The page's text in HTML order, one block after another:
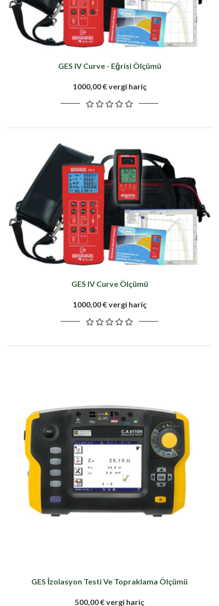
GES IV Curve - Eğrisi Ölçümü
1000,00 € vergi hariç
GES IV Curve Ölçümü
1000,00 € vergi hariç
GES İzolasyon Testi Ve Topraklama Ölçümü
500,00 € vergi hariç